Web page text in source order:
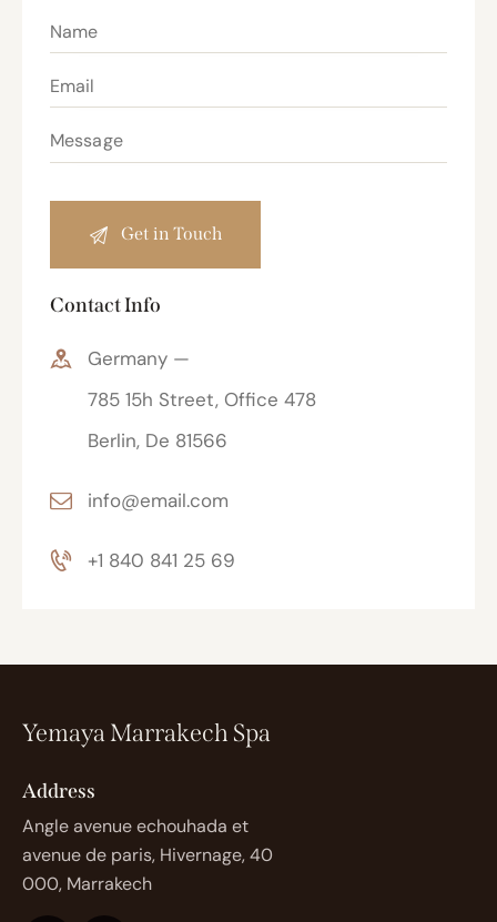
Contact Info
Germany —
785 15h Street, Office 478
Berlin, De 81566
info@email.com
+1 840 841 25 69
Yemaya Marrakech Spa
Address
Angle avenue echouhada et
avenue de paris, Hivernage, 40
000, Marrakech